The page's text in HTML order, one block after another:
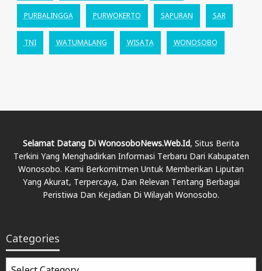
PURBALINGGA PURWOKERTO SAPURAN SAR
TNI WATUMALANG WISATA WONOSOBO
Selamat Datang Di WonosoboNews.web.id, Situs Berita
Terkini Yang Menghadirkan Informasi Terbaru Dari Kabupaten
Wonosobo. Kami Berkomitmen Untuk Memberikan Liputan
Yang Akurat, Terpercaya, Dan Relevan Tentang Berbagai
Peristiwa Dan Kejadian Di Wilayah Wonosobo.
Categories
Categories